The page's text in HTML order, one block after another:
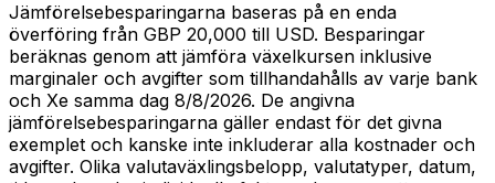
Jämförelsebesparingarna baseras på en enda
överföring från GBP 20,000 till USD. Besparingar
beräknas genom att jämföra växelkursen inklusive
marginaler och avgifter som tillhandahålls av varje bank
och Xe samma dag 8/8/2026. De angivna
jämförelsebesparingarna gäller endast för det givna
exemplet och kanske inte inkluderar alla kostnader och
avgifter. Olika valutaväxlingsbelopp, valutatyper, datum,